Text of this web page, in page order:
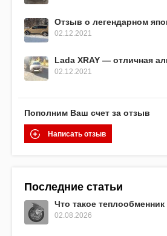
Отзыв о легендарном
02.12.2021
Lada XRAY — отличная
02.12.2021
Пополним Ваш счет за отзыв
Написать отзыв
Последние статьи
Что такое
02.08.2026